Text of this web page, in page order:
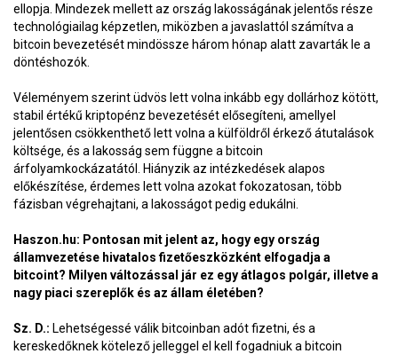
ellopja. Mindezek mellett az ország lakosságának jelentős része
technológiailag képzetlen, miközben a javaslattól számítva a
bitcoin bevezetését mindössze három hónap alatt zavarták le a
döntéshozók.
Véleményem szerint üdvös lett volna inkább egy dollárhoz kötött,
stabil értékű kriptopénz bevezetését elősegíteni, amellyel
jelentősen csökkenthető lett volna a külföldről érkező átutalások
költsége, és a lakosság sem függne a bitcoin
árfolyamkockázatától. Hiányzik az intézkedések alapos
előkészítése, érdemes lett volna azokat fokozatosan, több
fázisban végrehajtani, a lakosságot pedig edukálni.
Haszon.hu: Pontosan mit jelent az, hogy egy ország
államvezetése hivatalos fizetőeszközként elfogadja a
bitcoint? Milyen változással jár ez egy átlagos polgár, illetve a
nagy piaci szereplők és az állam életében?
Sz. D.: Lehetségessé válik bitcoinban adót fizetni, és a
kereskedőknek kötelező jelleggel el kell fogadniuk a bitcoin